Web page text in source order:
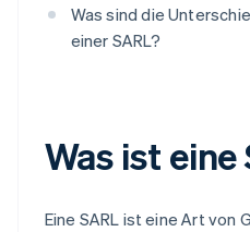
Was sind die
einer SARL?
Was ist eine
Eine SARL ist eine Art von